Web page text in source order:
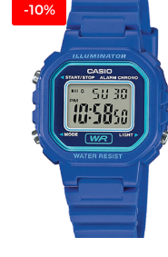
-10%